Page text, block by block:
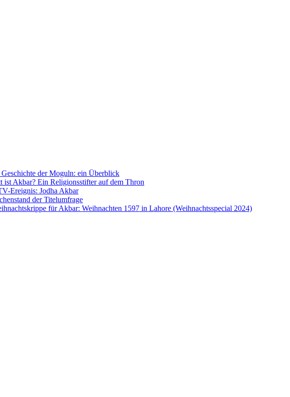
der Moguln: ein Überblick
ist Akbar? Ein Religionsstifter auf dem Thron
Ereignis: Jodha Akbar
der Titelumfrage
für Akbar: Weihnachten 1597 in Lahore (Weihnachtsspecial 2024)